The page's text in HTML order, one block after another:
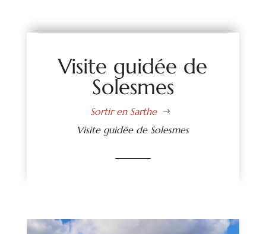
Visite guidée de
Solesmes
Sortir en Sarthe $
Visite guidée de Solesmes